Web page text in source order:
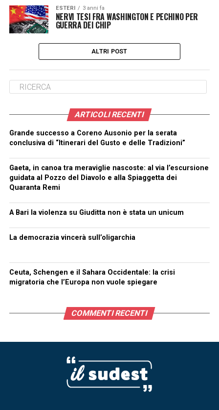
ESTERI 3 anni fa
NERVI TESI FRA WASHINGTON E PECHINO PER
GUERRA DEI CHIP
ALTRI POST
ARTICOLI RECENTI
Grande successo a Coreno Ausonio per la serata
conclusiva di “Itinerari del Gusto e delle Tradizioni”
Gaeta, in canoa tra meraviglie nascoste: al via l’escursione
guidata al Pozzo del Diavolo e alla Spiaggetta dei
Quaranta Remi
A Bari la violenza su Giuditta non è stata un unicum
La democrazia vincerà sull’oligarchia
Ceuta, Schengen e il Sahara Occidentale: la crisi
migratoria che l’Europa non vuole spiegare
COMMENTI RECENTI